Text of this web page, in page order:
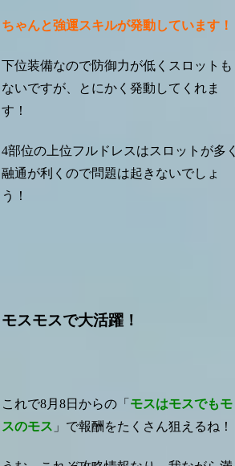
ちゃんと強運スキルが発動しています！
下位装備なので防御力が低くスロットも
ないですが、とにかく発動してくれま
す！
4部位の上位フルドレスはスロットが多く
融通が利くので問題は起きないでしょ
う！
モスモスで大活躍！
これで8月8日からの「 モスはモスでもモ
スのモス 」で報酬をたくさん狙えるね！